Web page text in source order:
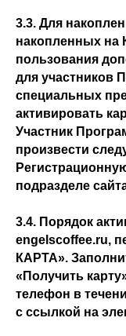
3.3. Для
накопленных на
пользования
для участников
специальных
активировать
Участник
произвести
подразделе
3.4. Порядок
engelscoffee.ru,
КАРТА».
«Получить
телефон в
с ссылкой на